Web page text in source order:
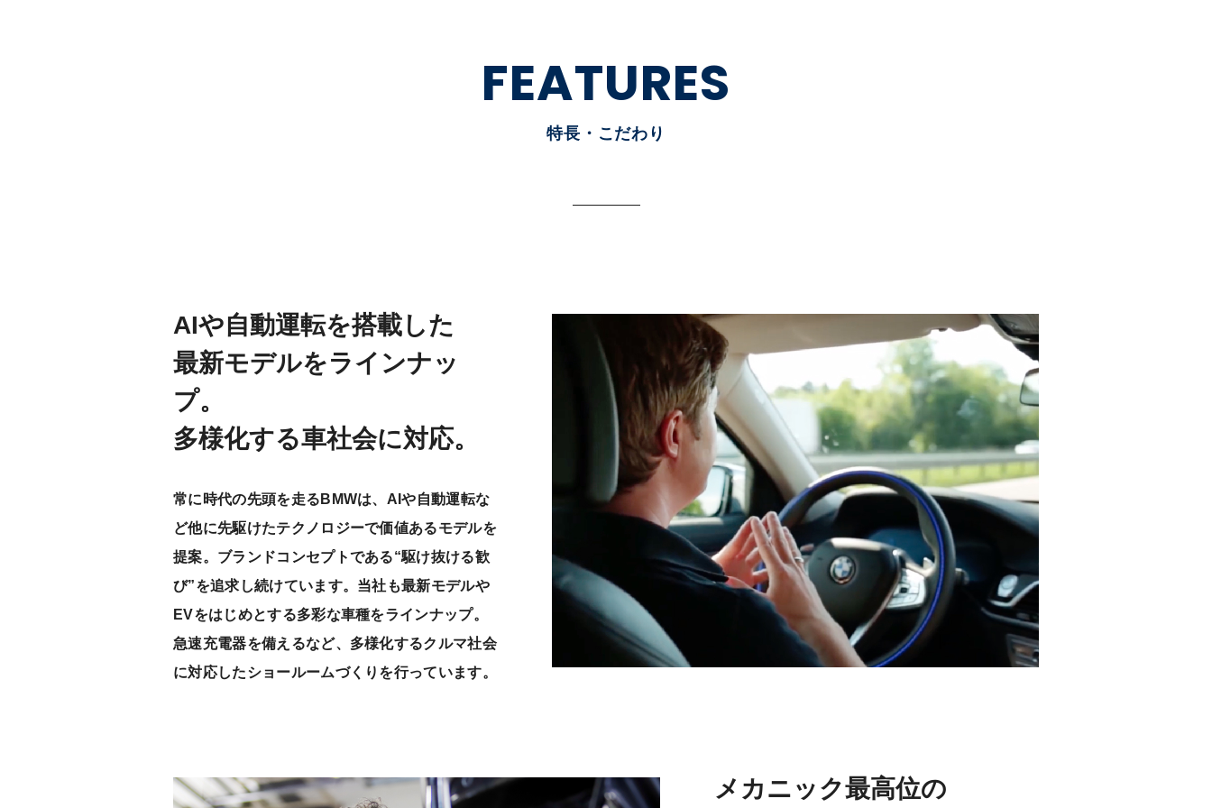
FEATURES
特長・こだわり
AIや自動運転を搭載した
最新モデルをラインナッ
プ。
多様化する車社会に対応。
常に時代の先頭を走るBMWは、AIや自動運転な
ど他に先駆けたテクノロジーで価値あるモデルを
提案。ブランドコンセプトである“駆け抜ける歓
び”を追求し続けています。当社も最新モデルや
EVをはじめとする多彩な車種をラインナップ。
急速充電器を備えるなど、多様化するクルマ社会
に対応したショールームづくりを行っています。
メカニック最高位の